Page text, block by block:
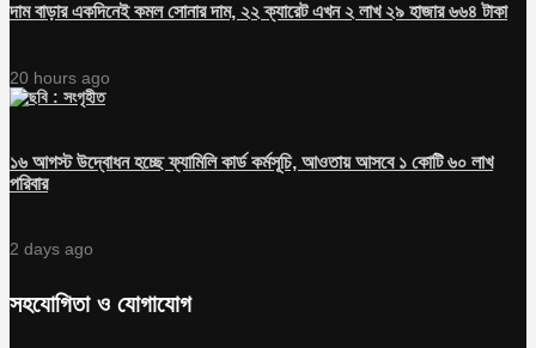
দাম বাড়ার একদিনেই কমল সোনার দাম, ২২ ক্যারেট এখন ২ লাখ ২৯ হাজার ৬৬৪ টাকা
20 hours ago
১৬ আগস্ট উদ্বোধন হচ্ছে ফ্যামিলি কার্ড কর্মসূচি, আওতায় আসবে ১ কোটি ৬০ লাখ
পরিবার
2 days ago
সহযোগিতা ও যোগাযোগ